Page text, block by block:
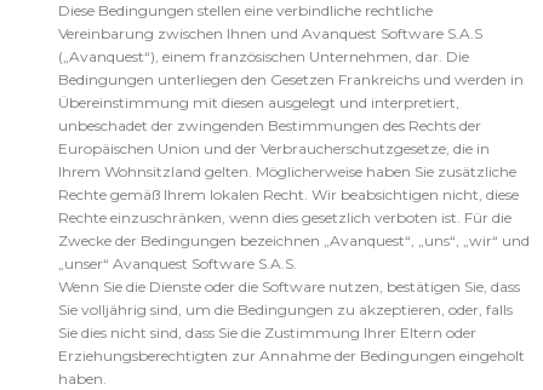
Diese Bedingungen stellen eine verbindliche rechtliche
Vereinbarung zwischen Ihnen und Avanquest Software S.A.S
(„Avanquest“), einem französischen Unternehmen, dar. Die
Bedingungen unterliegen den Gesetzen Frankreichs und werden in
Übereinstimmung mit diesen ausgelegt und interpretiert,
unbeschadet der zwingenden Bestimmungen des Rechts der
Europäischen Union und der Verbraucherschutzgesetze, die in
Ihrem Wohnsitzland gelten. Möglicherweise haben Sie zusätzliche
Rechte gemäß Ihrem lokalen Recht. Wir beabsichtigen nicht, diese
Rechte einzuschränken, wenn dies gesetzlich verboten ist. Für die
Zwecke der Bedingungen bezeichnen „Avanquest“, „uns“, „wir“ und
„unser“ Avanquest Software S.A.S.
Wenn Sie die Dienste oder die Software nutzen, bestätigen Sie, dass
Sie volljährig sind, um die Bedingungen zu akzeptieren, oder, falls
Sie dies nicht sind, dass Sie die Zustimmung Ihrer Eltern oder
Erziehungsberechtigten zur Annahme der Bedingungen eingeholt
haben.